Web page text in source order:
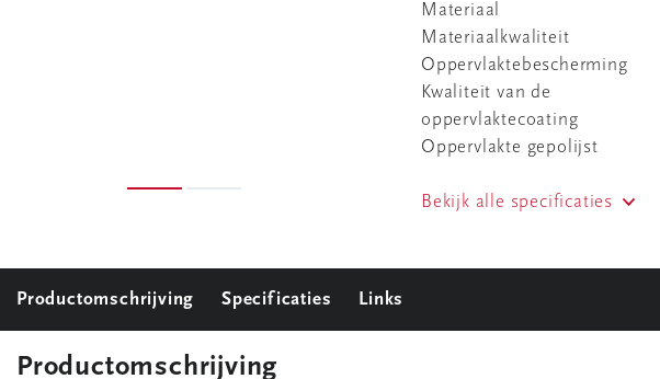
Materiaal
Materiaalkwaliteit
Oppervlaktebescherming
Kwaliteit van de
oppervlaktecoating
Oppervlakte gepolijst
Bekijk alle specificaties
Productomschrijving Specificaties Links
Productomschrijving